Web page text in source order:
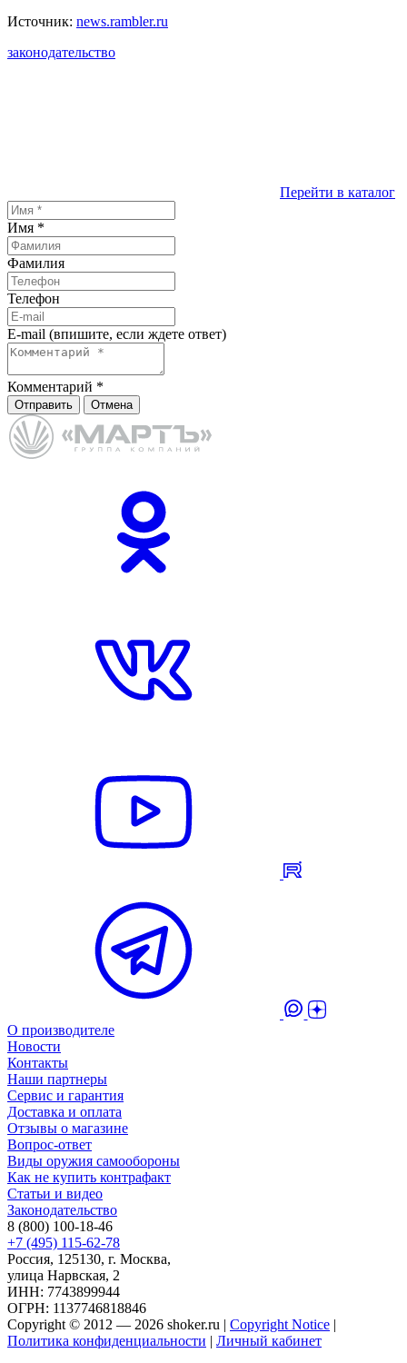
Источник: news.rambler.ru
законодательство
Перейти в каталог
Имя *
Фамилия
Телефон
E-mail (впишите, если ждете ответ)
Комментарий *
Отправить Отмена
О производителе
Новости
Контакты
Наши партнеры
Сервис и гарантия
Доставка и оплата
Отзывы о магазине
Вопрос-ответ
Виды оружия самообороны
Как не купить контрафакт
Статьи и видео
Законодательство
8 (800) 100-18-46
+7 (495) 115-62-78
Россия, 125130, г. Москва,
улица Нарвская, 2
ИНН: 7743899944
ОГРН: 1137746818846
Copyright © 2012 — 2026 shoker.ru | Copyright Notice |
Политика конфиденциальности | Личный кабинет